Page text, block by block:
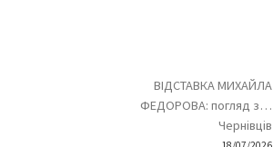
ВІДСТАВКА МИХАЙЛА
ФЕДОРОВА: погляд з…
Чернівців